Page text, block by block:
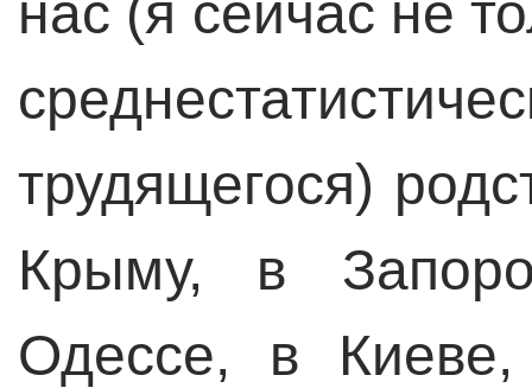
нас (я сейчас не
трудящегося)
Крыму, в
Одессе, в